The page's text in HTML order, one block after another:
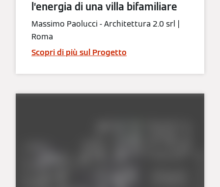
l’energia di una villa bifamiliare
Massimo Paolucci - Architettura 2.0 srl |
Roma
Scopri di più sul Progetto